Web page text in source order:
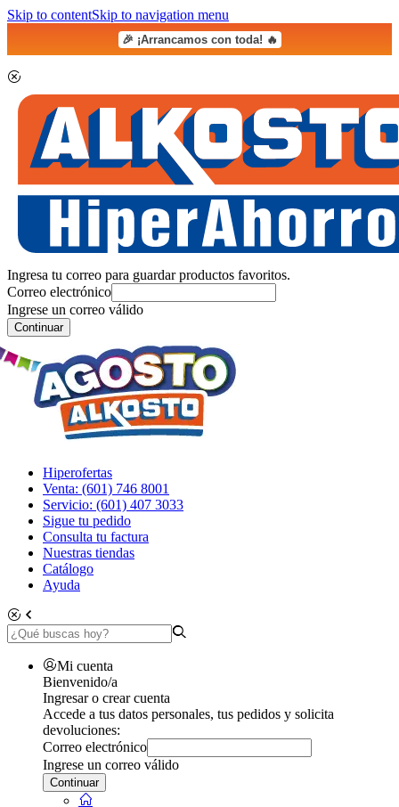
Skip to contentSkip to navigation menu
🎉 ¡Arrancamos con toda! 🔥
Ingresa tu correo para guardar productos favoritos.
Correo electrónico
Ingrese un correo válido
Continuar
Hiperofertas
Venta: (601) 746 8001
Servicio: (601) 407 3033
Sigue tu pedido
Consulta tu factura
Nuestras tiendas
Catálogo
Ayuda
Mi cuenta
Bienvenido/a
Ingresar o crear cuenta
Accede a tus datos personales, tus pedidos y solicita
devoluciones:
Correo electrónico
Ingrese un correo válido
Continuar